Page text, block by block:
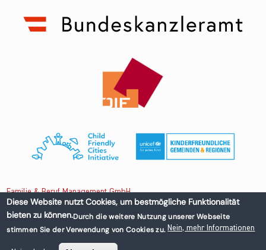
Familie & Beruf Management GmbH
Untere Donaustraße 13-15/3 1020 Wien, Austria
+43 1 218 50 70
office@familieundberuf.at
Diese Website nutzt Cookies, um bestmögliche Funktionalität
bieten zu können.Durch die weitere Nutzung unserer Webseite
stimmen Sie der Verwendung von Cookies zu. Nein, mehr Informationen